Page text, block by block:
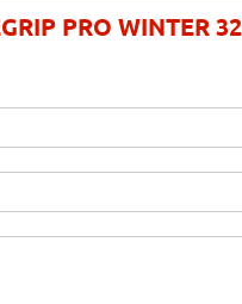
PRO WINTER